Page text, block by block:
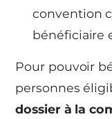
convention
bénéficiaire
Pour pouvoir
personnes
dossier à la